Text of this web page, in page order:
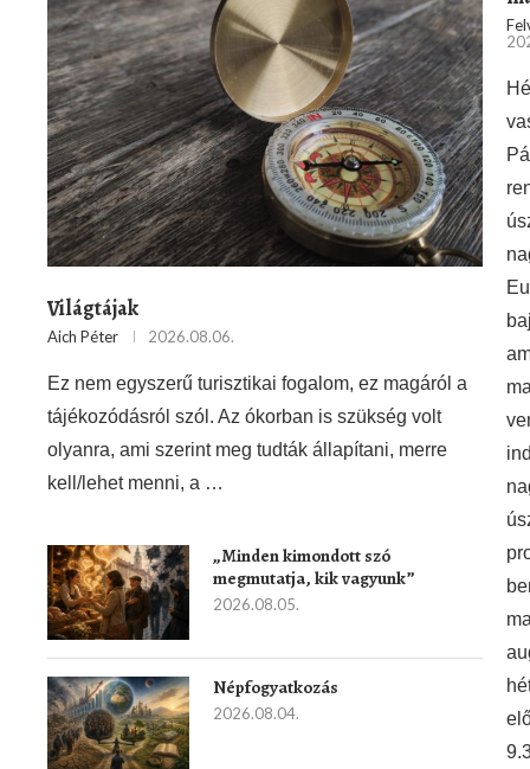
Világtájak
Aich Péter 2026.08.06.
Ez nem egyszerű turisztikai fogalom, ez magáról a
tájékozódásról szól. Az ókorban is szükség volt
olyanra, ami szerint meg tudták állapítani, merre
kell/lehet menni, a …
„Minden kimondott szó
megmutatja, kik vagyunk”
2026.08.05.
Népfogyatkozás
2026.08.04.